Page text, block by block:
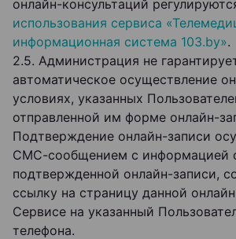
онлайн-консультаций
использования сервиса
информационная система 103.by».
2.5. Администрация не
автоматическое осуществление
условиях, указанных
отправленной им форме онлайн-
Подтверждение онлайн-записи
СМС-сообщением с информацией
подтвержденной онлайн-записи,
ссылку на страницу данной
Сервисе на указанный
телефона.